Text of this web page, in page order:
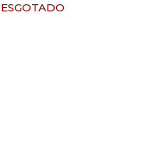
ESGOTADO